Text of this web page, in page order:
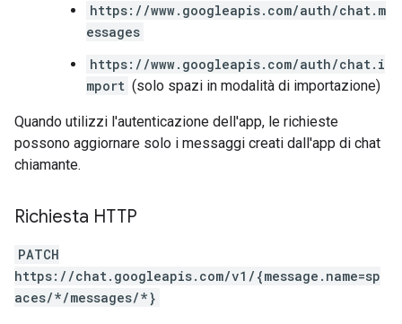
https://www.googleapis.com/auth/chat.m
essages
https://www.googleapis.com/auth/chat.i
mport (solo spazi in modalità di importazione)
Quando utilizzi l'autenticazione dell'app, le richieste
possono aggiornare solo i messaggi creati dall'app di chat
chiamante.
Richiesta HTTP
PATCH
https://chat.googleapis.com/v1/{message.name=sp
aces/*/messages/*}